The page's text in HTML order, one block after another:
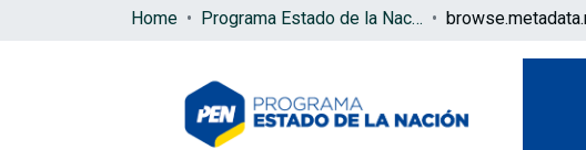
Home Programa Estado de la Nación (PEN)